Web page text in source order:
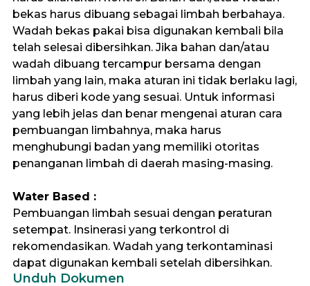
bekas harus dibuang sebagai limbah berbahaya.
Wadah bekas pakai bisa digunakan kembali bila
telah selesai dibersihkan. Jika bahan dan/atau
wadah dibuang tercampur bersama dengan
limbah yang lain, maka aturan ini tidak berlaku lagi,
harus diberi kode yang sesuai. Untuk informasi
yang lebih jelas dan benar mengenai aturan cara
pembuangan limbahnya, maka harus
menghubungi badan yang memiliki otoritas
penanganan limbah di daerah masing-masing.
Water Based :
Pembuangan limbah sesuai dengan peraturan
setempat. Insinerasi yang terkontrol di
rekomendasikan. Wadah yang terkontaminasi
dapat digunakan kembali setelah dibersihkan.
Unduh Dokumen